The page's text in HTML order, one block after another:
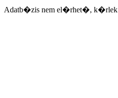
Adatb�zis nem el�rhet�,